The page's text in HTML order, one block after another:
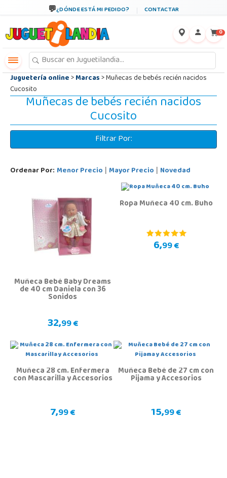
¿DÓNDE ESTÁ MI PEDIDO? CONTACTAR
0
Juguetería online>Marcas> Muñecas de bebés recién nacidos
Cucosito
Muñecas de bebés recién nacidos
Cucosito
Filtrar Por:
Ordenar Por: Menor Precio | Mayor Precio | Novedad
Muñeca Bebé Baby Dreams
de 40 cm Daniela con 36
Sonidos
32,99 €
Ropa Muñeca 40 cm. Buho
6,99 €
Muñeca 28 cm. Enfermera
con Mascarilla y Accesorios
7,99 €
Muñeca Bebé de 27 cm con
Pijama y Accesorios
15,99 €